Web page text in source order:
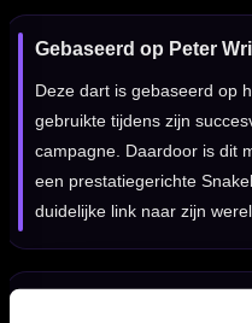
Gebaseerd op Peter
Deze dart is gebaseerd op
gebruikte tijdens zijn
campagne. Daardoor is dit
een prestatiegerichte
duidelijke link naar zijn